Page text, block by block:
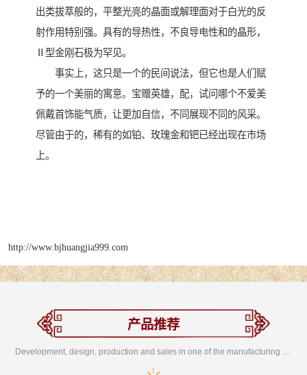
出类拔萃般的，平整光亮的晶面或解理面对于白光的反
射作用特别强。具有的导热性，不良导电性和的晶形，
Ⅱ型金刚石极为罕见。
事实上，这只是一个的民间说法，但它也是人们赋
予的一个美丽的寓意。宝赠英雄，配，试问哪个不爱美
佩戴首饰能气质，让更加自信，不同展现不同的风采。
尽管由于的，稀有的如铂、玫瑰金和钯已经出现在市场
上。
http://www.bjhuangjia999.com
产品推荐
Development, design, production and sales in one of the manufacturing enterprises